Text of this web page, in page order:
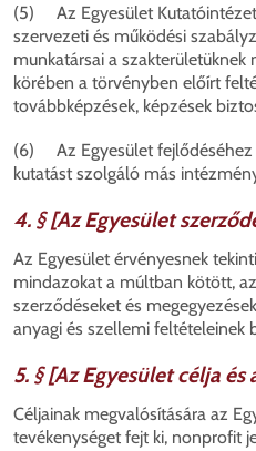
(5) Az Egyesület
szervezeti és működési
munkatársai a
körében a törvényben előírt
továbbképzések, képzések
(6) Az Egyesület fejlődéséhez
kutatást szolgáló más
4. § [Az Egyesület
Az Egyesület érvényesnek
mindazokat a múltban kötött,
szerződéseket és
anyagi és szellemi feltételeinek
5. § [Az Egyesület célja
Céljainak megvalósítására az
tevékenységet fejt ki, nonprofit